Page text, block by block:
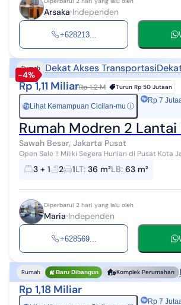
Arsaka Independen
+628213...
-4%
Rumah Dekat Akses Transportasi
Rp 1,11 MiliarRp 1.2 M Turun Rp 50 Jutaan
Rp Lihat Kemampuan Cicilan-mu ⓘ
Rp 7
Rumah Modren 2
Sawah Besar, Jakarta Pusat
Open Sale !! Miliki Segera Hunian di Pusat Kota Jakarta. CLUSTER
MEWAH di Jl.Kran Jakarta pusat. Konsep bangunan cluster mewah 2
Lantai di...
3 + 1 2 1LT: 36 m²LB: 63 m²
Diperbarui 2 hari yang lalu oleh
Maria Independen
+628569...
Rumah Baru Dibangun Komplek Perumahan
Rp 1,18 Miliar
Rp 7